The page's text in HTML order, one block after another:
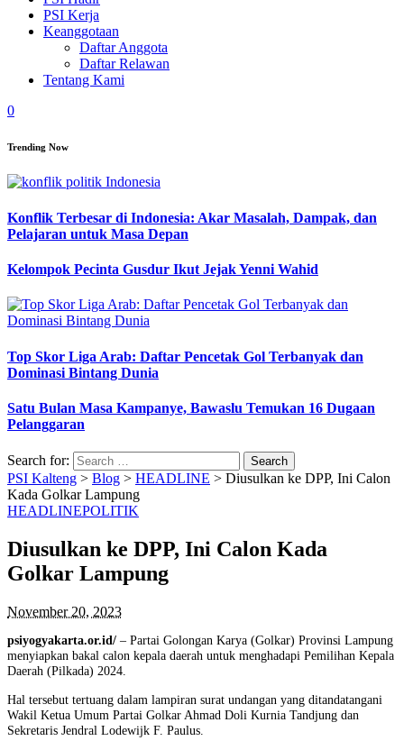
PSI Kerja
Keanggotaan
Daftar Anggota
Daftar Relawan
Tentang Kami
0
Trending Now
Konflik Terbesar di Indonesia: Akar Masalah, Dampak, dan
Pelajaran untuk Masa Depan
Kelompok Pecinta Gusdur Ikut Jejak Yenni Wahid
Top Skor Liga Arab: Daftar Pencetak Gol Terbanyak dan
Dominasi Bintang Dunia
Satu Bulan Masa Kampanye, Bawaslu Temukan 16 Dugaan
Pelanggaran
Search for:
PSI Kalteng > Blog > HEADLINE > Diusulkan ke DPP, Ini Calon
Kada Golkar Lampung
HEADLINEPOLITIK
Diusulkan ke DPP, Ini Calon Kada
Golkar Lampung
November 20, 2023
psiyogyakarta.or.id/ – Partai Golongan Karya (Golkar) Provinsi Lampung
menyiapkan bakal calon kepala daerah untuk menghadapi Pemilihan Kepala
Daerah (Pilkada) 2024.
Hal tersebut tertuang dalam lampiran surat undangan yang ditandatangani
Wakil Ketua Umum Partai Golkar Ahmad Doli Kurnia Tandjung dan
Sekretaris Jendral Lodewijk F. Paulus.